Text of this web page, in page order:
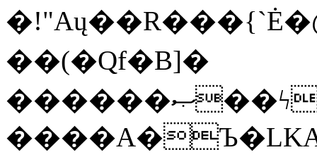
��(�Qf�B]�
������ޞ��ϟak��r��_39$�8�p���7�2�yIZ�R��x��/